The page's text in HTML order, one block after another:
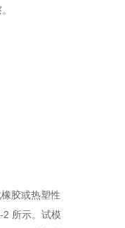
胶或热塑性
所示。试模